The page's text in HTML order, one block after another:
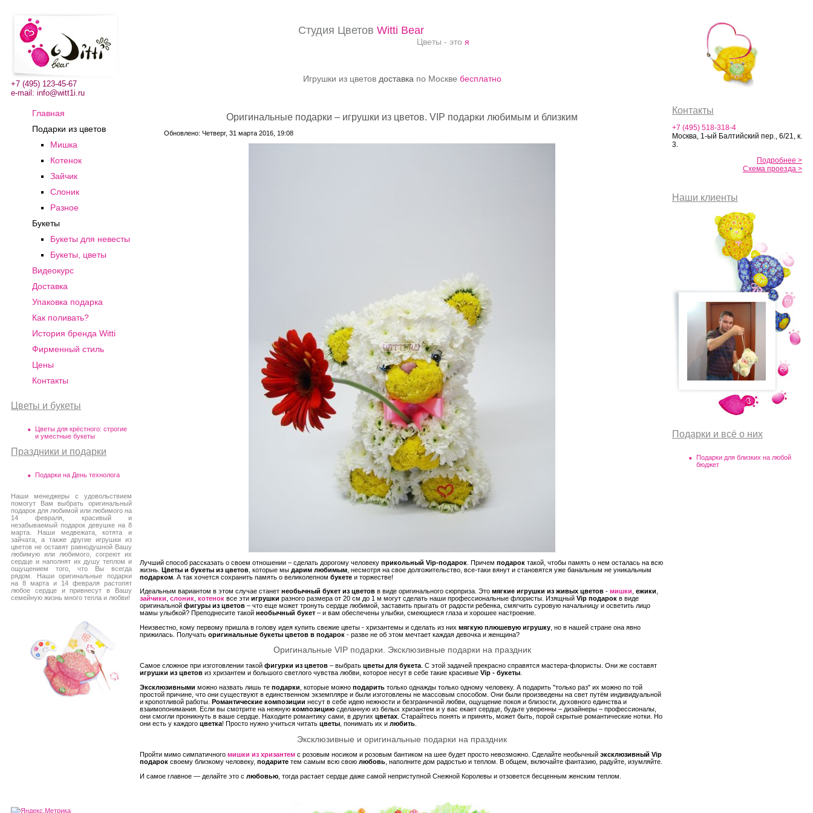
+7 (495) 123-45-67
e-mail: info@witt1i.ru
Студия Цветов Witti Bear
Цветы - это я
Игрушки из цветов доставка по Москве бесплатно
Главная
Подарки из цветов
Мишка
Котенок
Зайчик
Слоник
Разное
Букеты
Букеты для невесты
Букеты, цветы
Видеокурс
Доставка
Упаковка подарка
Как поливать?
История бренда Witti
Фирменный стиль
Цены
Контакты
Цветы и букеты
Цветы для крёстного: строгие
и уместные букеты
Праздники и подарки
Подарки на День технолога
Наши менеджеры с удовольствием
помогут Вам выбрать оригинальный
подарок для любимой или любимого на
14 февраля, красивый и
незабываемый подарок девушке на 8
марта. Наши медвежата, котята и
зайчата, а также другие игрушки из
цветов не оставят равнодушной Вашу
любимую или любимого, согреют их
сердце и наполнят их душу теплом и
ощущением того, что Вы всегда
рядом. Наши оригинальные подарки
на 8 марта и 14 февраля растопят
любое сердце и привнесут в Вашу
семейную жизнь много тепла и любви!
Оригинальные подарки – игрушки из цветов. VIP подарки любимым и близким
Обновлено: Четверг, 31 марта 2016, 19:08
Лучший способ рассказать о своем отношении – сделать дорогому человеку прикольный Vip-подарок . Причем подарок такой, чтобы память о нем осталась на всю
жизнь. Цветы и букеты из цветов , которые мы дарим любимым , несмотря на свое долгожительство, все-таки вянут и становятся уже банальным не уникальным
подарком . А так хочется сохранить память о великолепном букете и торжестве!
Идеальным вариантом в этом случае станет необычный букет из цветов в виде оригинального сюрприза. Это мягкие игрушки из живых цветов - мишки ежики
зайчики слоник котенок все эти игрушки разного размера от 20 см до 1 м могут сделать наши профессиональные флористы. Изящный Vip подарок в виде
оригинальной фигуры из цветов – что еще может тронуть сердце любимой, заставить прыгать от радости ребенка, смягчить суровую начальницу и осветить лицо
мамы улыбкой? Преподнесите такой необычный букет – и вам обеспечены улыбки, смеющиеся глаза и хорошее настроение.
Неизвестно, кому первому пришла в голову идея купить свежие цветы - хризантемы и сделать из них мягкую плюшевую игрушку , но в нашей стране она явно
прижилась. Получать оригинальные букеты цветов в подарок - разве не об этом мечтает каждая девочка и женщина?
Оригинальные VIP подарки. Эксклюзивные подарки на праздник
Самое сложное при изготовлении такой фигурки из цветов – выбрать цветы для букета . С этой задачей прекрасно справятся мастера-флористы. Они же составят
игрушки из цветов из хризантем и большого светлого чувства любви, которое несут в себе такие красивые Vip - букеты
Эксклюзивными можно назвать лишь те подарки , которые можно подарить только однажды только одному человеку. А подарить "только раз" их можно по той
простой причине, что они существуют в единственном экземпляре и были изготовлены не массовым способом. Они были произведены на свет путём индивидуальной
и кропотливой работы. Романтические композиции несут в себе идею нежности и безграничной любви, ощущение покоя и близости, духовного единства и
взаимопонимания. Если вы смотрите на нежную композицию сделанную из белых хризантем и у вас екает сердце, будьте уверенны – дизайнеры – профессионалы,
они смогли проникнуть в ваше сердце. Находите романтику сами, в других цветах . Старайтесь понять и принять, может быть, порой скрытые романтические нотки. Но
они есть у каждого цветка! Просто нужно учиться читать цветы , понимать их и любить
Эксклюзивные и оригинальные подарки на праздник
Пройти мимо симпатичного мишки из хризантем с розовым носиком и розовым бантиком на шее будет просто невозможно. Сделайте необычный эксклюзивный Vip
подарок своему близкому человеку, подарите тем самым всю свою любовь , наполните дом радостью и теплом. В общем, включайте фантазию, радуйте, изумляйте.
И самое главное — делайте это с любовью , тогда растает сердце даже самой неприступной Снежной Королевы и отзовется бесценным женским теплом.
Контакты
+7 (495) 518-318-4
Москва, 1-ый Балтийский пер., 6/21, к.
3.
Подробнее >
Схема проезда >
Наши клиенты
Подарки и всё о них
Подарки для близких на любой
бюджет